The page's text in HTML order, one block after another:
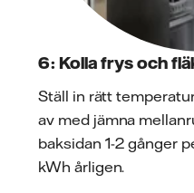
6: Kolla frys och
Ställ in rätt
av med jämna
baksidan 1-2 gånger
kWh årligen.